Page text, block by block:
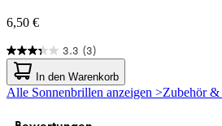
6,50 €
3.3 (3)
3.3
von
5
Sternen.
In den Warenkorb
Alle Sonnenbrillen anzeigen >Zubehör &